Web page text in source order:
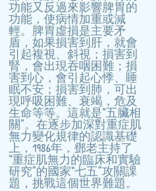
功能又反過來影響脾胃的
功能，使病情加重或減
輕。脾胃虛損是主要矛
盾，如果損害到肝，就會
引起複視、斜視；損害到
腎，會出現吞咽困難；損
害到心，會引起心悸、睡
眠不安；損害到肺，可出
現呼吸困難、衰竭，危及
生命等等。這就是“五臟相
關”。在逐步加深對重症肌
無力變化規律的認識基礎
上，1986年，鄧老主持了
“重症肌無力的臨床和實驗
研究”的國家“七五”攻關課
題，挑戰這個世界難題。